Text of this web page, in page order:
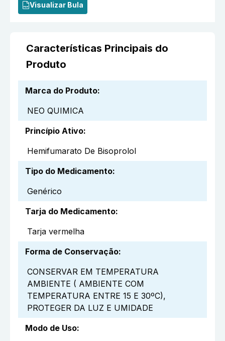
Visualizar Bula
Características Principais do
Produto
Marca do Produto:
NEO QUIMICA
Princípio Ativo:
Hemifumarato De Bisoprolol
Tipo do Medicamento:
Genérico
Tarja do Medicamento:
Tarja vermelha
Forma de Conservação:
CONSERVAR EM TEMPERATURA
AMBIENTE ( AMBIENTE COM
TEMPERATURA ENTRE 15 E 30ºC),
PROTEGER DA LUZ E UMIDADE
Modo de Uso: